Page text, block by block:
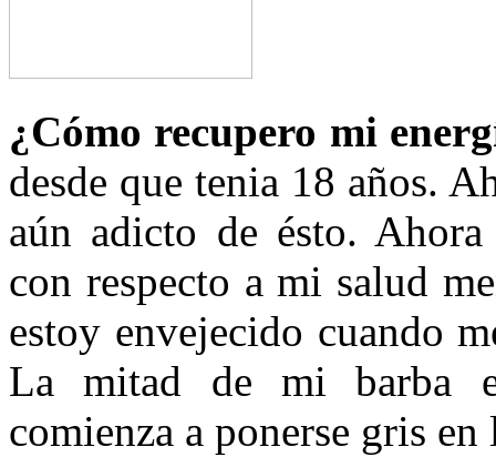
¿Cómo recupero mi
desde que tenia 18 años.
aún adicto de ésto.
con respecto a mi salud
estoy envejecido cuando
La mitad de mi barba
comienza a ponerse gris en